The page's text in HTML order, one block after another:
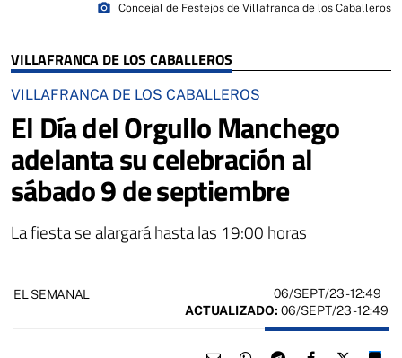
VILLAFRANCA DE LOS CABALLEROS
VILLAFRANCA DE LOS CABALLEROS
El Día del Orgullo Manchego
adelanta su celebración al
sábado 9 de septiembre
La fiesta se alargará hasta las 19:00 horas
photo_camera Concejal de Festejos de Villafranca de los Caballeros
EL SEMANAL 06/SEPT/23- 12:49
ACTUALIZADO: 06/SEPT/23 - 12:49